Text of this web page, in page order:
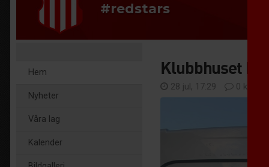
#redstars
Hem
Nyheter
Våra lag
Kalender
Klubbhuset
28 jul, 17:29 0